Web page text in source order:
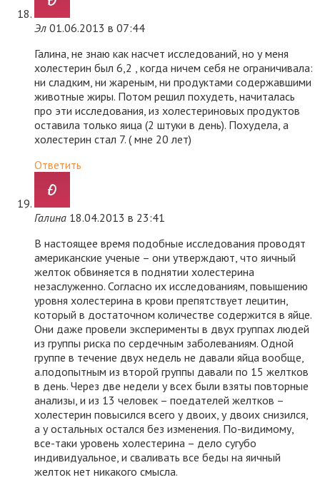
Эл 01.06.2013 в 07:44
Галина, не знаю как насчет исследований, но у меня
холестерин был 6,2 , когда ничем себя не ограничивала:
ни сладким, ни жареным, ни продуктами содержавшими
животные жиры. Потом решил похудеть, начиталась
про эти исследования, из холестериновых продуктов
оставила только яица (2 штуки в день). Похудела, а
холестерин стал 7. ( мне 20 лет)
Ответить
Галина 18.04.2013 в 23:41
В настоящее время подобные исследования проводят
американские ученые – они утверждают, что яичный
желток обвиняется в поднятии холестерина
незаслуженно. Согласно их исследованиям, повышению
уровня холестерина в крови препятствует лецитин,
который в достаточном количестве содержится в яйце.
Они даже провели эксперименты в двух группах людей
из группы риска по сердечным заболеваниям. Одной
группе в течение двух недель не давали яйца вообще,
а.подопытным из второй группы давали по 15 желтков
в день. Через две недели у всех были взяты повторные
анализы, и из 13 человек – поедателей желтков –
холестерин повысился всего у двоих, у двоих снизился,
а у остальных остался без изменения. По-видимому,
все-таки уровень холестерина – дело сугубо
индивидуальное, и сваливать все беды на яичный
желток нет никакого смысла.